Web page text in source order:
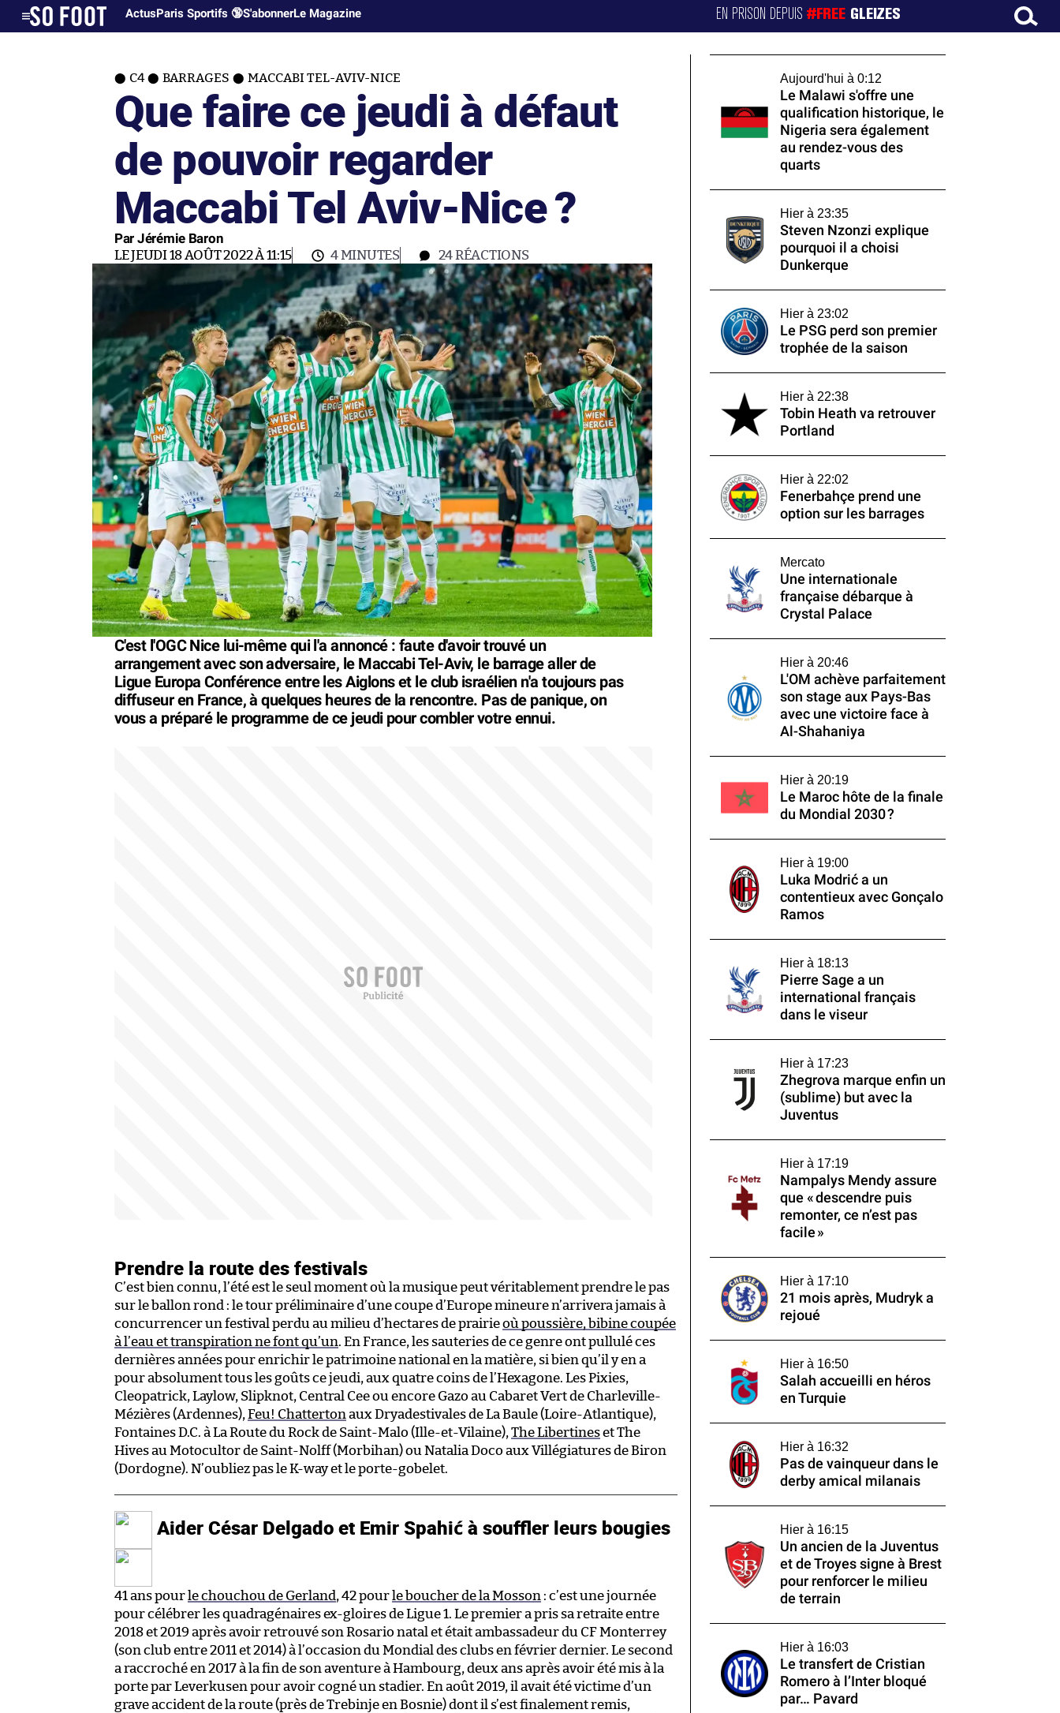
ActusParis Sportifs 🔞S'abonnerLe Magazine EN PRISON DEPUIS#FREE GLEIZES
C4 BARRAGES MACCABI TEL-AVIV-NICE
Que faire ce jeudi à défaut
de pouvoir regarder
Maccabi Tel Aviv-Nice ?
Par Jérémie Baron
LE JEUDI 18 AOÛT 2022 À 11:15 4 MINUTES 24RÉACTIONS
C'est l'OGC Nice lui-même qui l'a annoncé : faute d'avoir trouvé un
arrangement avec son adversaire, le Maccabi Tel-Aviv, le barrage aller de
Ligue Europa Conférence entre les Aiglons et le club israélien n'a toujours pas
diffuseur en France, à quelques heures de la rencontre. Pas de panique, on
vous a préparé le programme de ce jeudi pour combler votre ennui.
Prendre la route des festivals
C’est bien connu, l’été est le seul moment où la musique peut véritablement prendre le pas
sur le ballon rond : le tour préliminaire d’une coupe d’Europe mineure n’arrivera jamais à
concurrencer un festival perdu au milieu d’hectares de prairieoù poussière, bibine coupée
à l’eau et transpiration ne font qu’un. En France, les sauteries de ce genre ont pullulé ces
dernières années pour enrichir le patrimoine national en la matière, si bien qu’il y en a
pour absolument tous les goûts ce jeudi, aux quatre coins de l’Hexagone. Les Pixies,
Cleopatrick, Laylow, Slipknot, Central Cee ou encore Gazo au Cabaret Vert de Charleville-
Mézières (Ardennes), Feu! Chatterton aux Dryadestivales de La Baule (Loire-Atlantique),
Fontaines D.C. à La Route du Rock de Saint-Malo (Ille-et-Vilaine), The Libertineset The
Hives au Motocultor de Saint-Nolff (Morbihan) ou Natalia Doco aux Villégiatures de Biron
(Dordogne). N’oubliez pas le K-way et le porte-gobelet.
Aider César Delgado et Emir Spahić à souffler leurs bougies
41 ans pour le chouchou de Gerland , 42 pour le boucher de la Mosson : c’est une journée
pour célébrer les quadragénaires ex-gloires de Ligue 1. Le premier a pris sa retraite entre
2018 et 2019 après avoir retrouvé son Rosario natal et était ambassadeur du CF Monterrey
(son club entre 2011 et 2014) à l’occasion du Mondial des clubs en février dernier. Le second
a raccroché en 2017 à la fin de son aventure à Hambourg, deux ans après avoir été mis à la
porte par Leverkusen pour avoir cogné un stadier. En août 2019, il avait été victime d’un
grave accident de la route (près de Trebinje en Bosnie) dont il s’est finalement remis,
Aujourd'hui à 0:12
Le Malawi s'offre une
qualification historique, le
Nigeria sera également
au rendez-vous des
quarts
Hier à 23:35
Steven Nzonzi explique
pourquoi il a choisi
Dunkerque
Hier à 23:02
Le PSG perd son premier
trophée de la saison
Hier à 22:38
Tobin Heath va retrouver
Portland
Hier à 22:02
Fenerbahçe prend une
option sur les barrages
Mercato
Une internationale
française débarque à
Crystal Palace
Hier à 20:46
L'OM achève parfaitement
son stage aux Pays-Bas
avec une victoire face à
Al-Shahaniya
Hier à 20:19
Le Maroc hôte de la finale
du Mondial 2030 ?
Hier à 19:00
Luka Modrić a un
contentieux avec Gonçalo
Ramos
Hier à 18:13
Pierre Sage a un
international français
dans le viseur
Hier à 17:23
Zhegrova marque enfin un
(sublime) but avec la
Juventus
Hier à 17:19
Nampalys Mendy assure
que « descendre puis
remonter, ce n’est pas
facile »
Hier à 17:10
21 mois après, Mudryk a
rejoué
Hier à 16:50
Salah accueilli en héros
en Turquie
Hier à 16:32
Pas de vainqueur dans le
derby amical milanais
Hier à 16:15
Un ancien de la Juventus
et de Troyes signe à Brest
pour renforcer le milieu
de terrain
Hier à 16:03
Le transfert de Cristian
Romero à l’Inter bloqué
par… Pavard